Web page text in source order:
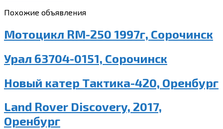
Похожие объявления
Мотоцикл RM-250 1997г, Сорочинск
Урал 63704-0151, Сорочинск
Новый катер Тактика-420, Оренбург
Land Rover Discovery, 2017,
Оренбург